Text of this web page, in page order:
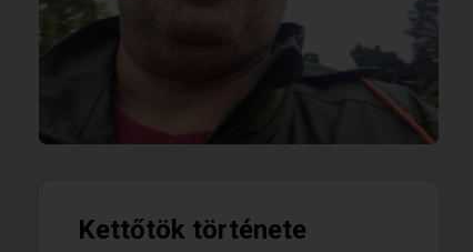
Kettőtök története